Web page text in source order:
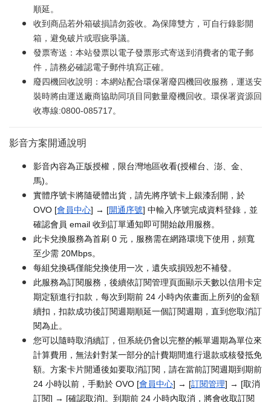
順延。
收到商品若外箱破損請勿簽收。為保障雙方，可自行錄影開
箱，避免破片或瑕疵爭議。
發票寄送：本站發票以電子發票形式寄送到消費者的電子郵
件，請務必確認電子郵件填寫正確。
廢四機回收說明：本網站配合環保署廢四機回收服務，運送安
裝時將由運送廠商協助同項目同數量廢機回收。環保署資源回
收專線:0800-085717。
影音方案開通說明
影音內容為正版授權，限台灣地區收看(授權台、澎、金、
馬)。
實體序號卡將隨硬體出貨，請先將序號卡上銀漆刮開，於
OVO [會員中心] → [開通序號] 中輸入序號完成資料登錄，並
確認會員 email 收到訂單通知即可開始啟用服務。
此卡兌換服務為首刷 0 元，服務需在網路環境下使用，頻寬
至少需 20Mbps。
每組兌換碼僅能兌換使用一次，遺失或損毀恕不補發。
此服務為訂閱服務，後續依訂閱管理頁面顯示天數以信用卡定
期定額進行扣款，每次到期前 24 小時內依畫面上所列的金額
續扣，扣款成功後訂閱週期順延一個訂閱週期，直到您取消訂
閱為止。
您可以隨時取消續訂，但系統仍會以完整的帳單週期為單位來
計算費用，無法針對某一部分的計費期間進行退款或核發抵免
額。方案卡片開通後如要取消訂閱，請在當前訂閱週期到期前
24 小時以前，手動於 OVO [會員中心] → [訂閱管理] → [取消
訂閱] → [確認取消]。到期前 24 小時內取消，將會收取訂閱